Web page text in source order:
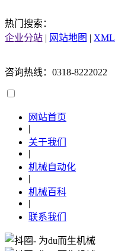
热门搜索：
企业分站 | 网站地图 | XML
咨询热线：0318-8222022
网站首页
|
关于我们
|
机械自动化
|
机械百科
|
联系我们